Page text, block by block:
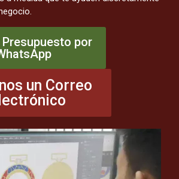
por
un Correo